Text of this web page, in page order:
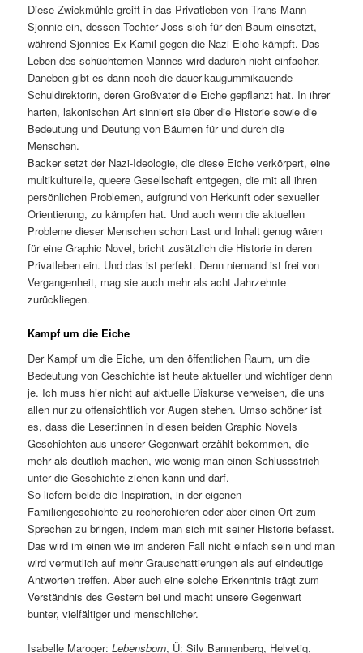
Diese Zwickmühle greift in das Privatleben von Trans-Mann
Sjonnie ein, dessen Tochter Joss sich für den Baum einsetzt,
während Sjonnies Ex Kamil gegen die Nazi-Eiche kämpft. Das
Leben des schüchternen Mannes wird dadurch nicht einfacher.
Daneben gibt es dann noch die dauer-kaugummikauende
Schuldirektorin, deren Großvater die Eiche gepflanzt hat. In ihrer
harten, lakonischen Art sinniert sie über die Historie sowie die
Bedeutung und Deutung von Bäumen für und durch die
Menschen.
Backer setzt der Nazi-Ideologie, die diese Eiche verkörpert, eine
multikulturelle, queere Gesellschaft entgegen, die mit all ihren
persönlichen Problemen, aufgrund von Herkunft oder sexueller
Orientierung, zu kämpfen hat. Und auch wenn die aktuellen
Probleme dieser Menschen schon Last und Inhalt genug wären
für eine Graphic Novel, bricht zusätzlich die Historie in deren
Privatleben ein. Und das ist perfekt. Denn niemand ist frei von
Vergangenheit, mag sie auch mehr als acht Jahrzehnte
zurückliegen.
Kampf um die Eiche
Der Kampf um die Eiche, um den öffentlichen Raum, um die
Bedeutung von Geschichte ist heute aktueller und wichtiger denn
je. Ich muss hier nicht auf aktuelle Diskurse verweisen, die uns
allen nur zu offensichtlich vor Augen stehen. Umso schöner ist
es, dass die Leser:innen in diesen beiden Graphic Novels
Geschichten aus unserer Gegenwart erzählt bekommen, die
mehr als deutlich machen, wie wenig man einen Schlussstrich
unter die Geschichte ziehen kann und darf.
So liefern beide die Inspiration, in der eigenen
Familiengeschichte zu recherchieren oder aber einen Ort zum
Sprechen zu bringen, indem man sich mit seiner Historie befasst.
Das wird im einen wie im anderen Fall nicht einfach sein und man
wird vermutlich auf mehr Grauschattierungen als auf eindeutige
Antworten treffen. Aber auch eine solche Erkenntnis trägt zum
Verständnis des Gestern bei und macht unsere Gegenwart
bunter, vielfältiger und menschlicher.
Isabelle Maroger:Lebensborn, Ü: Silv Bannenberg, Helvetiq,